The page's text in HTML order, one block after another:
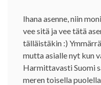
Ihana asenne, niin
vee sitä ja vee tätä
tälläistäkin :)
mutta asialle nyt kun
Harmittavasti Suomi
meren toisella